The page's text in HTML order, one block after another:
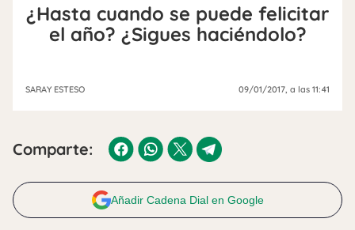
¿Hasta cuando se puede felicitar
el año? ¿Sigues haciéndolo?
SARAY ESTESO 09/01/2017, a las 11:41
Comparte:
Añadir Cadena Dial en Google